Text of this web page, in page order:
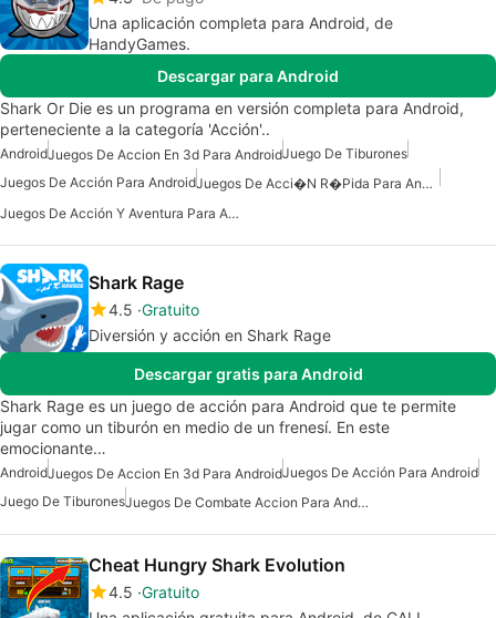
Una aplicación completa para Android, de
HandyGames.
Descargar para Android
Shark Or Die es un programa en versión completa para Android,
perteneciente a la categoría 'Acción'..
AndroidJuegos De Accion En 3d Para AndroidJuego De Tiburones
Juegos De Acción Para Android
Juegos De Acci�n R�pida Para Android
Juegos De Acción Y Aventura Para Android
Shark Rage
4.5 Gratuito
Diversión y acción en Shark Rage
Descargar gratis para Android
Shark Rage es un juego de acción para Android que te permite
jugar como un tiburón en medio de un frenesí. En este
emocionante…
AndroidJuegos De Accion En 3d Para AndroidJuegos De Acción Para Android
Juego De Tiburones
Juegos De Combate Accion Para Android
Cheat Hungry Shark Evolution
4.5 Gratuito